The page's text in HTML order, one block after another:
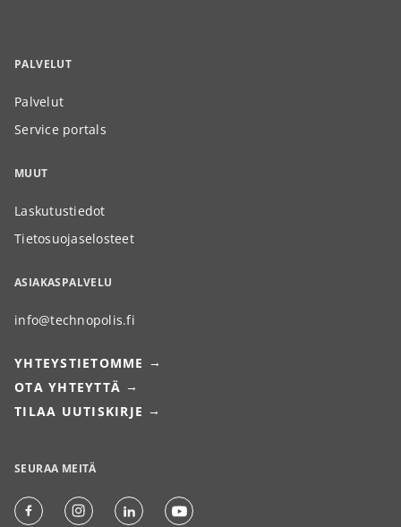
PALVELUT
Palvelut
Service portals
MUUT
Laskutustiedot
Tietosuojaselosteet
ASIAKASPALVELU
info@technopolis.fi
YHTEYSTIETOMME
OTA YHTEYTTÄ
TILAA UUTISKIRJE
SEURAA MEITÄ